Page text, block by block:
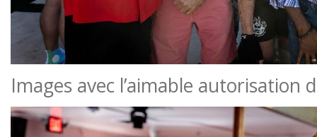
Images avec l’aimable autorisation